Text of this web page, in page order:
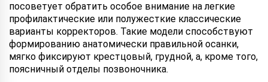
посоветует обратить особое внимание на легкие
профилактические или полужесткие классические
варианты корректоров. Такие модели способствуют
формированию анатомически правильной осанки,
мягко фиксируют крестцовый, грудной, а, кроме того,
поясничный отделы позвоночника.